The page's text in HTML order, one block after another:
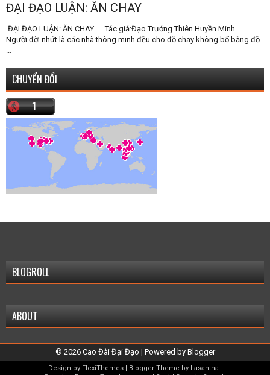
ĐẠI ĐẠO LUẬN: ĂN CHAY
ĐẠI ĐẠO LUẬN: ĂN CHAY Tác giả:Đạo Trưởng Thiên Huyền Minh.
Người đời nhứt là các nhà thông minh đều cho đồ chay không bổ bằng đồ
...
CHUYỂN ĐỔI
BLOGROLL
ABOUT
© 2026 Cao Đài Đại Đạo | Powered by Blogger
Design by FlexiThemes| Blogger Theme by Lasantha -